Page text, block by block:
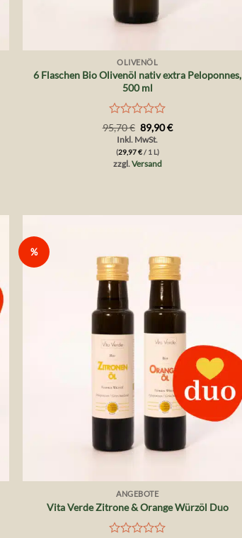
OLIVENÖL
6 Flaschen Bio Olivenöl nativ extra Peloponnes,
500 ml
Bewertet
mit
von
5
95,70€ Ursprünglicher
Preis
war:
95,70 €
89,90€Aktueller
Inkl. MwSt.
(29,97€/ 1 L)
zzgl. Versand
%
ANGEBOTE
Vita Verde Zitrone & Orange Würzöl Duo